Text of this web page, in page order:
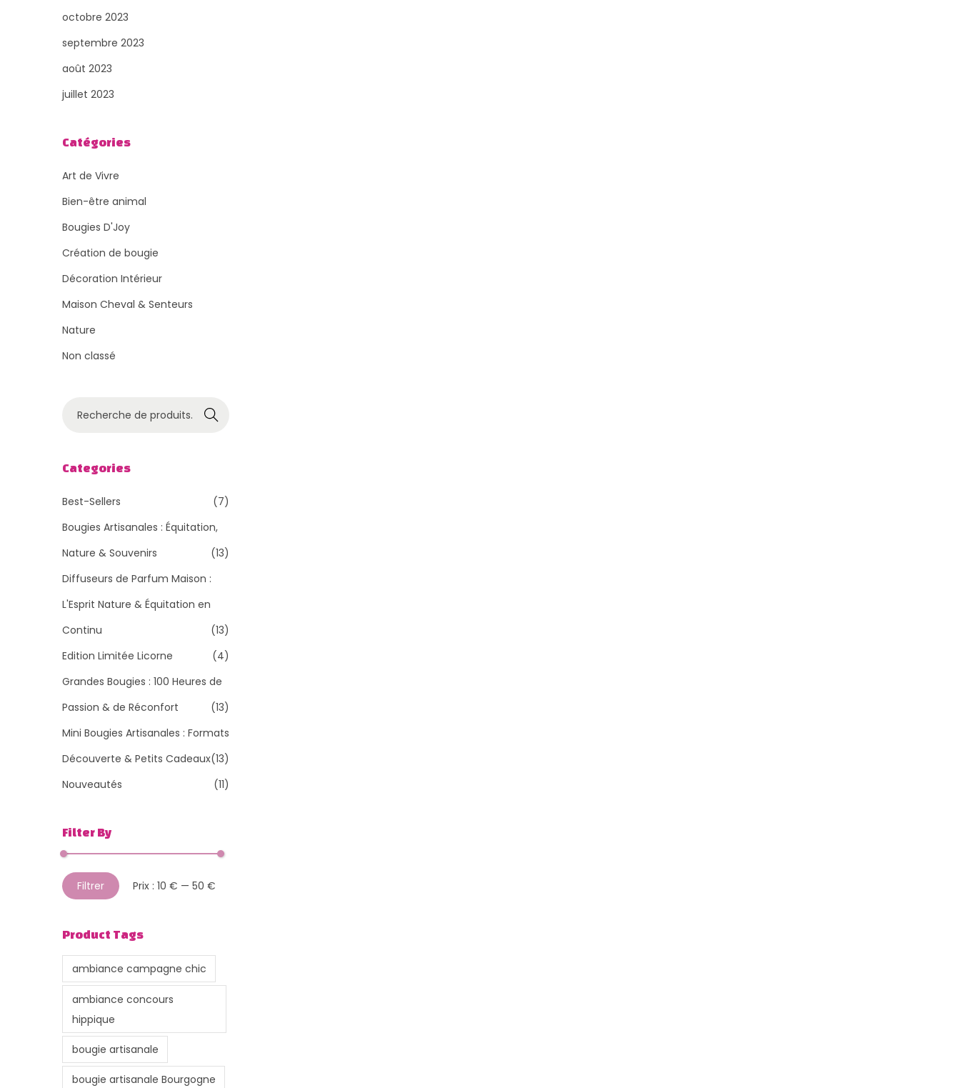
octobre 2023
septembre 2023
août 2023
juillet 2023
Catégories
Art de Vivre
Bien-être animal
Bougies D'Joy
Création de bougie
Décoration Intérieur
Maison Cheval & Senteurs
Nature
Non classé
h
r
c
h
r
p
o
:
>
Recher
Categories
Best-Sellers
(7)
Bougies Artisanales : Équitation,
Nature & Souvenirs
(13)
Diffuseurs de Parfum Maison :
L'Esprit Nature & Équitation en
Continu
(13)
Edition Limitée Licorne
(4)
Grandes Bougies : 100 Heures de
Passion & de Réconfort
(13)
Mini Bougies Artisanales : Formats
Découverte & Petits Cadeaux(13)
Nouveautés
(11)
Filter By
P
x
i
P
x
a
Filtrer Prix : 10 € — 50 €
Product Tags
ambiance campagne chic
ambiance concours
hippique
bougie artisanale
bougie artisanale Bourgogne